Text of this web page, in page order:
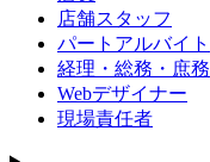
店舗スタッフ
パートアルバイト
経理・総務・庶務
Webデザイナー
現場責任者